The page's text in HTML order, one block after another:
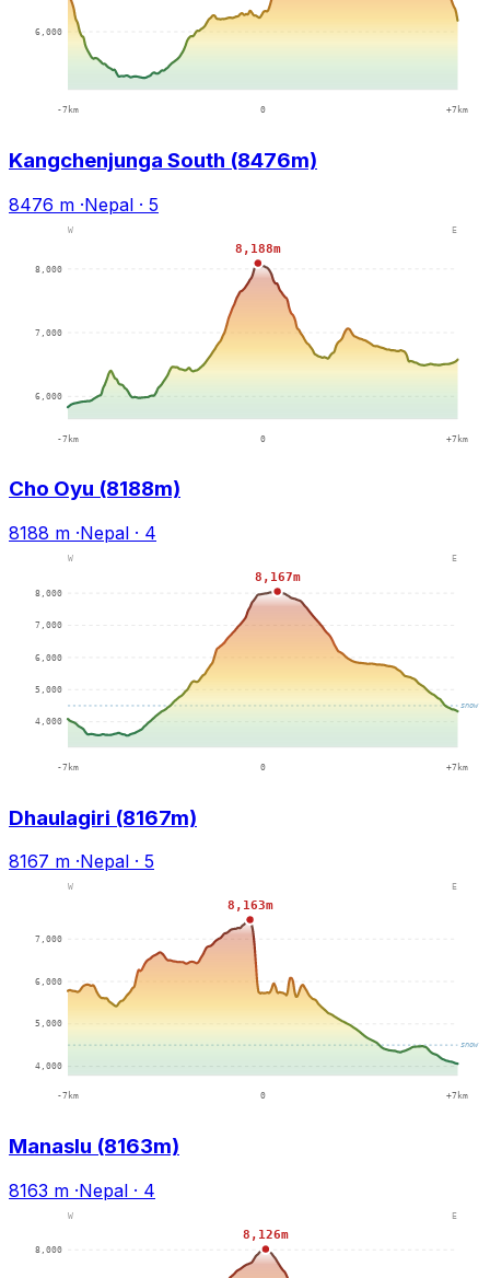
Kangchenjunga South (8476m)
8476 m ·Nepal · 5
Cho Oyu (8188m)
8188 m ·Nepal · 4
Dhaulagiri (8167m)
8167 m ·Nepal · 5
Manaslu (8163m)
8163 m ·Nepal · 4